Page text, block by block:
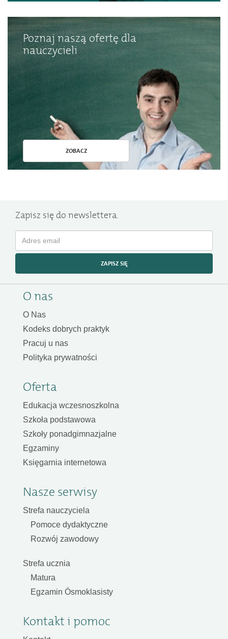
Poznaj naszą ofertę dla
nauczycieli
ZOBACZ
Zapisz się do newslettera.
ZAPISZ SIĘ
O nas
O Nas
Kodeks dobrych praktyk
Pracuj u nas
Polityka prywatności
Oferta
Edukacja wczesnoszkolna
Szkoła podstawowa
Szkoły ponadgimnazjalne
Egzaminy
Księgarnia internetowa
Nasze serwisy
Strefa nauczyciela
Pomoce dydaktyczne
Rozwój zawodowy
Strefa ucznia
Matura
Egzamin Ósmoklasisty
Kontakt i pomoc